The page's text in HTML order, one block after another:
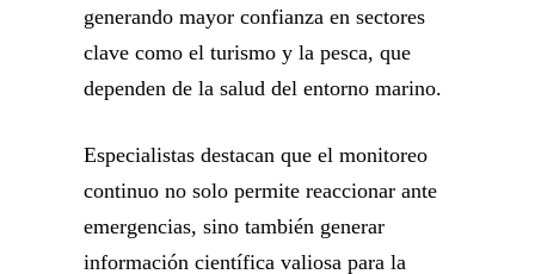
generando mayor confianza en sectores
clave como el turismo y la pesca, que
dependen de la salud del entorno marino.
Especialistas destacan que el monitoreo
continuo no solo permite reaccionar ante
emergencias, sino también generar
información científica valiosa para la